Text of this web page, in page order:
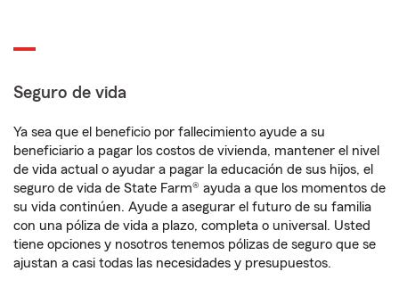
Seguro de vida
Ya sea que el beneficio por fallecimiento ayude a su
beneficiario a pagar los costos de vivienda, mantener el nivel
de vida actual o ayudar a pagar la educación de sus hijos, el
seguro de vida de State Farm® ayuda a que los momentos de
su vida continúen. Ayude a asegurar el futuro de su familia
con una póliza de vida a plazo, completa o universal. Usted
tiene opciones y nosotros tenemos pólizas de seguro que se
ajustan a casi todas las necesidades y presupuestos.